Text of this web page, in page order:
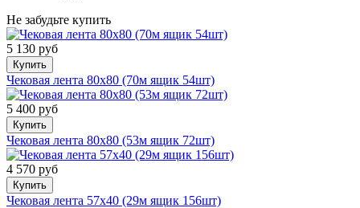
Не забудьте купить
5 130 руб
Купить
Чековая лента 80х80 (70м ящик 54шт)
5 400 руб
Купить
Чековая лента 80х80 (53м ящик 72шт)
4 570 руб
Купить
Чековая лента 57х40 (29м ящик 156шт)